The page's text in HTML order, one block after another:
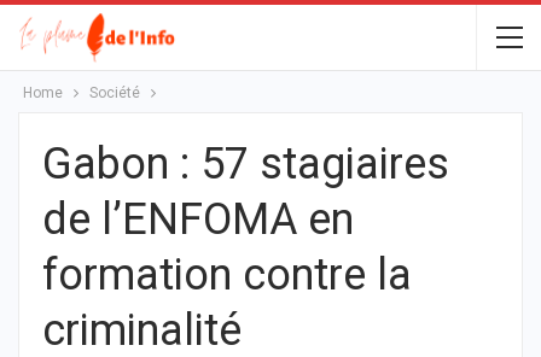
Home Société
Gabon : 57 stagiaires
de l’ENFOMA en
formation contre la
criminalité